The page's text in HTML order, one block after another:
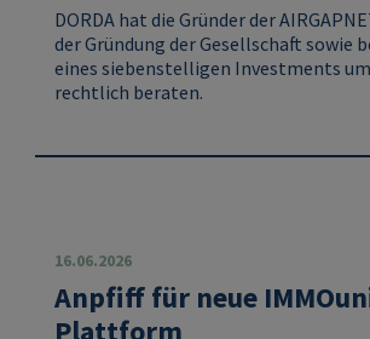
DORDA hat die Gründer der
der Gründung der Gesellschaft sowie
eines siebenstelligen Investments
rechtlich beraten.
16.06.2026
Anpfiff für neue
Plattform